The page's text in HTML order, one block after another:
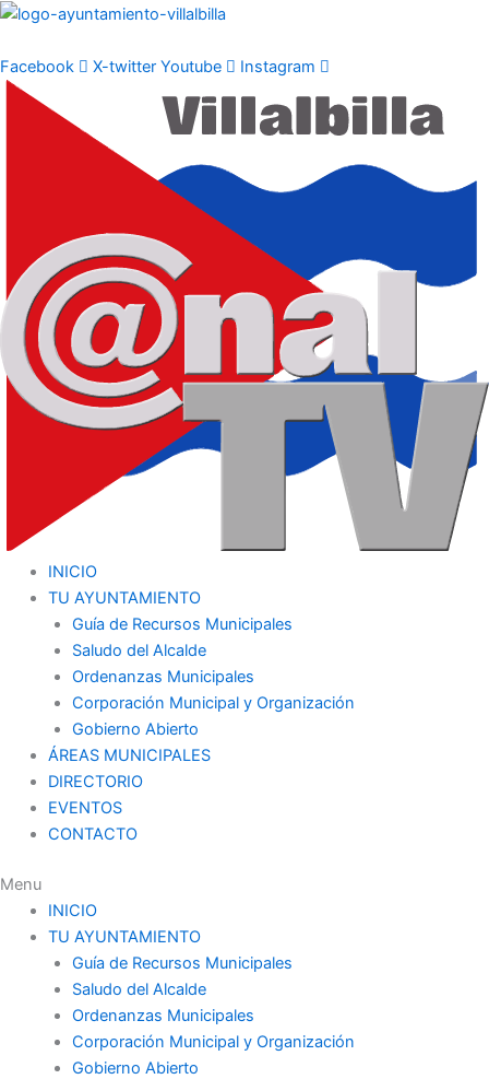
Ir
contenido
Facebook X-twitter Youtube Instagram
INICIO
TU AYUNTAMIENTO
Guía de Recursos Municipales
Saludo del Alcalde
Ordenanzas Municipales
Corporación Municipal y Organización
Gobierno Abierto
ÁREAS MUNICIPALES
DIRECTORIO
EVENTOS
CONTACTO
Menu
INICIO
TU AYUNTAMIENTO
Guía de Recursos Municipales
Saludo del Alcalde
Ordenanzas Municipales
Corporación Municipal y Organización
Gobierno Abierto